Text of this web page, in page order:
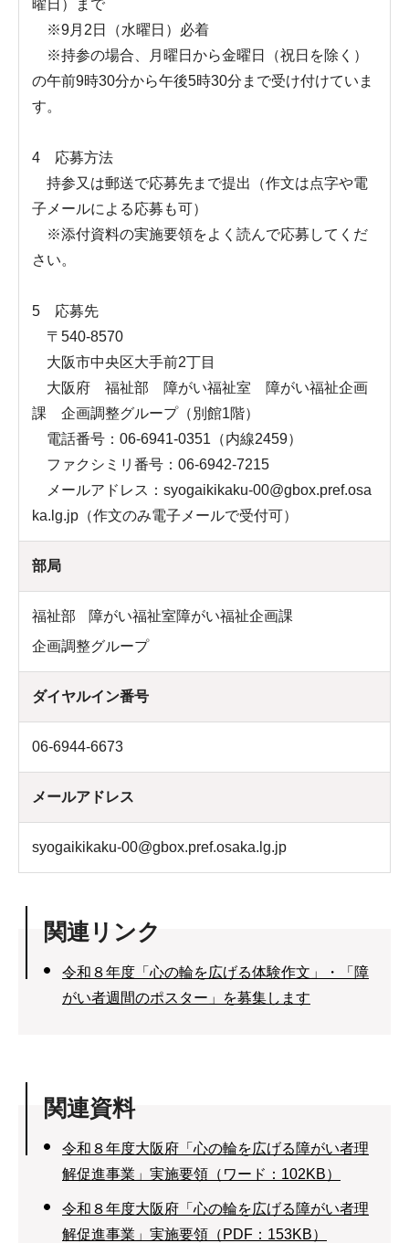
曜日）まで
※9月2日（水曜日）必着
※持参の場合、月曜日から金曜日（祝日を除く）
の午前9時30分から午後5時30分まで受け付けていま
す。
4 応募方法
持参又は郵送で応募先まで提出（作文は点字や電
子メールによる応募も可）
※添付資料の実施要領をよく読んで応募してくだ
さい。
5 応募先
〒540-8570
大阪市中央区大手前2丁目
大阪府 福祉部 障がい福祉室 障がい福祉企画
課 企画調整グループ（別館1階）
電話番号：06-6941-0351（内線2459）
ファクシミリ番号：06-6942-7215
メールアドレス：syogaikikaku-00@gbox.pref.osa
ka.lg.jp（作文のみ電子メールで受付可）
部局
福祉部
障がい福祉室障がい福祉企画課
企画調整グループ
ダイヤルイン番号
06-6944-6673
メールアドレス
syogaikikaku-00@gbox.pref.osaka.lg.jp
関連リンク
令和８年度「心の輪を広げる体験作文」・「障
がい者週間のポスター」を募集します
関連資料
令和８年度大阪府「心の輪を広げる障がい者理
解促進事業」実施要領（ワード：102KB）
令和８年度大阪府「心の輪を広げる障がい者理
解促進事業」実施要領（PDF：153KB）